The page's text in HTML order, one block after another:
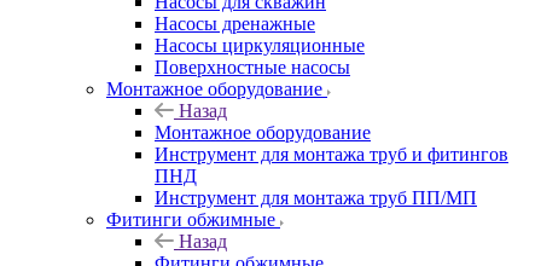
Насосы дренажные
Насосы циркуляционные
Поверхностные насосы
Монтажное оборудование
Назад
Монтажное оборудование
Инструмент для монтажа труб и фитингов
ПНД
Инструмент для монтажа труб ПП/МП
Фитинги обжимные
Назад